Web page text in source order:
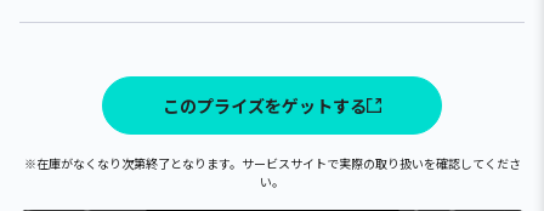
このプライズをゲットする
※在庫がなくなり次第終了となります。サービスサイトで実際の取り扱いを確認してくださ
い。